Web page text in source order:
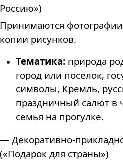
Россию»)
Принимаются
копии рисунков.
Тематика: природа
город или поселок,
символы, Кремль,
праздничный салют в
семья на прогулке.
— Декоративно-
(«Подарок для страны»)